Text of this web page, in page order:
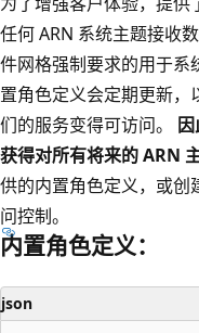
任何 ARN 系统主题接收
件网格强制要求的用于系
置角色定义会定期更新
们的服务变得可访问。
获得对所有将来的 ARN
供的内置角色定义，或创
问控制。
内置角色定义：
json